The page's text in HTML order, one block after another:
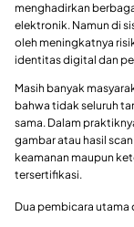
menghadirkan
elektronik. Namun di
oleh meningkatnya
identitas digital dan
Masih banyak
bahwa tidak seluruh
sama. Dalam
gambar atau hasil
keamanan maupun
tersertifikasi.
Dua pembicara utama